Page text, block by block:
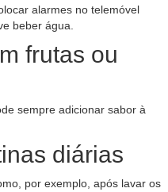
alarmes no telemóvel
beber água.
frutas ou
sempre adicionar sabor à
diárias
por exemplo, após lavar os